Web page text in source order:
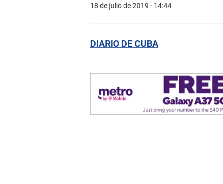
18 de julio de 2019 - 14:44
DIARIO DE CUBA